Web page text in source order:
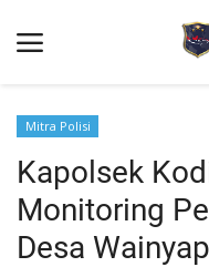
Beranda
Binkam
Terms & Conditions
Mitra Polisi
Kapolsek
Monitoring
Desa